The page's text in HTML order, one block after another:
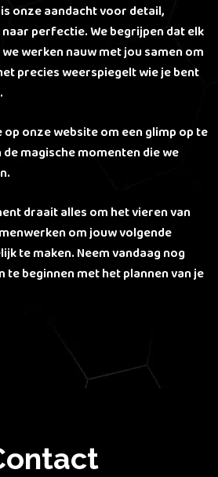
onze aandacht voor detail,
perfectie. We begrijpen dat elk
werken nauw met jou samen om
precies weerspiegelt wie je bent
op onze website om een glimp op te
magische momenten die we
draait alles om het vieren van
om jouw volgende
te maken. Neem vandaag nog
te beginnen met het plannen van je